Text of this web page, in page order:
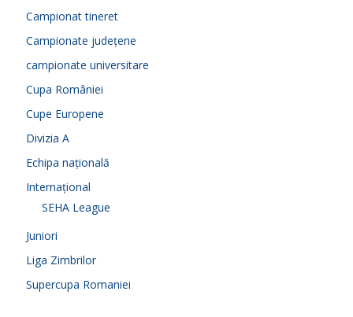
Campionat tineret
Campionate județene
campionate universitare
Cupa României
Cupe Europene
Divizia A
Echipa națională
Internațional
SEHA League
Juniori
Liga Zimbrilor
Supercupa Romaniei